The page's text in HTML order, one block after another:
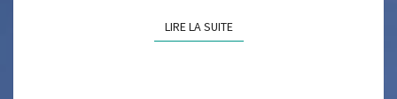
LIRE LA SUITELIRE LA SUITE